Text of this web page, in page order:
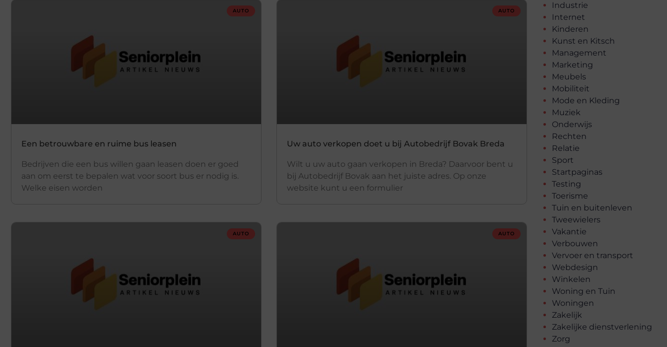
AUTO
Een betrouwbare en ruime bus leasen
Bedrijven die een bus willen gaan leasen doen er goed
aan om eerst te bepalen wat voor soort bus er nodig is.
Welke eisen worden
AUTO
Uw auto verkopen doet u bij Autobedrijf Bovak Breda
Wilt u uw auto gaan verkopen in Breda? Daarvoor bent u
bij Autobedrijf Bovak aan het juiste adres. Op onze
website kunt u een formulier
AUTO AUTO
Industrie
Internet
Kinderen
Kunst en Kitsch
Management
Marketing
Meubels
Mobiliteit
Mode en Kleding
Muziek
Onderwijs
Rechten
Relatie
Sport
Startpaginas
Testing
Toerisme
Tuin en buitenleven
Tweewielers
Vakantie
Verbouwen
Vervoer en transport
Webdesign
Winkelen
Woning en Tuin
Woningen
Zakelijk
Zakelijke dienstverlening
Zorg